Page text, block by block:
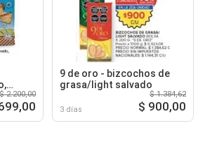
$ 2.200,00
9 de oro - bizcochos de
grasa/light salvado
3 días
$ 1.384,62
$ 900,00